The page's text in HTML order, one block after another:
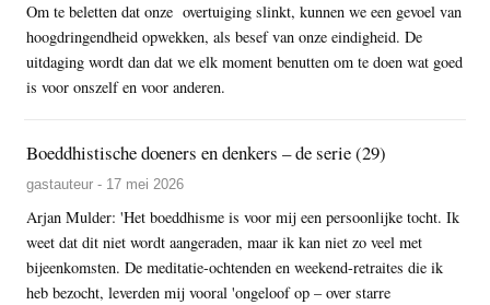
Om te beletten dat onze overtuiging slinkt, kunnen we een gevoel van
hoogdringendheid opwekken, als besef van onze eindigheid. De
uitdaging wordt dan dat we elk moment benutten om te doen wat goed
is voor onszelf en voor anderen.
Boeddhistische doeners en denkers – de serie (29)
gastauteur - 17 mei 2026
Arjan Mulder: 'Het boeddhisme is voor mij een persoonlijke tocht. Ik
weet dat dit niet wordt aangeraden, maar ik kan niet zo veel met
bijeenkomsten. De meditatie-ochtenden en weekend-retraites die ik
heb bezocht, leverden mij vooral 'ongeloof op – over starre